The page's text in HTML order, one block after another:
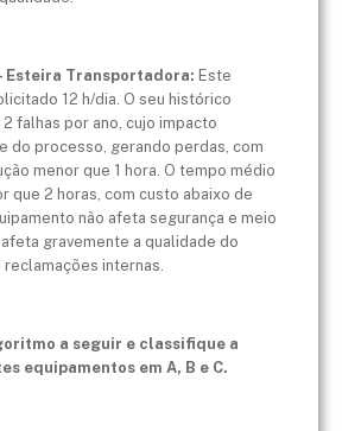
Esteira Transportadora: Este
12 h/dia. O seu histórico
falhas por ano, cujo impacto
do processo, gerando perdas, com
menor que 1 hora. O tempo médio
que 2 horas, com custo abaixo de
não afeta segurança e meio
gravemente a qualidade do
internas.
a seguir e classifique a
equipamentos em A, B e C.